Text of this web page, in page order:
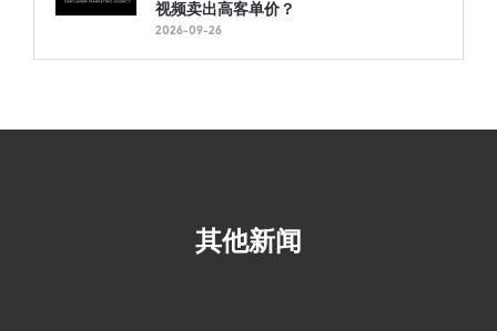
视频卖出高客单价？
2026-09-26
其他新闻